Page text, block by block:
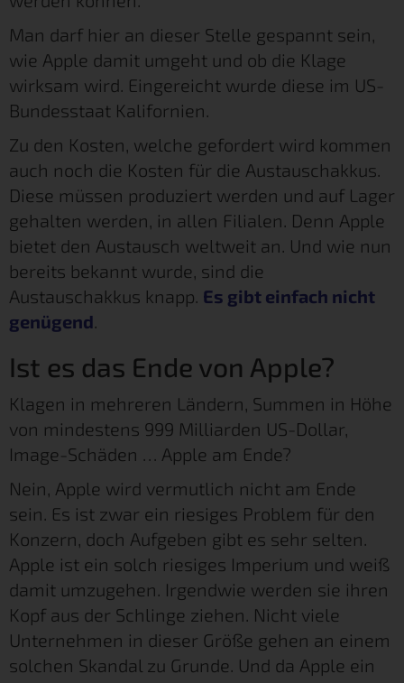
Man darf hier an dieser Stelle gespannt sein,
wie Apple damit umgeht und ob die Klage
wirksam wird. Eingereicht wurde diese im US-
Bundesstaat Kalifornien.
Zu den Kosten, welche gefordert wird kommen
auch noch die Kosten für die Austauschakkus.
Diese müssen produziert werden und auf Lager
gehalten werden, in allen Filialen. Denn Apple
bietet den Austausch weltweit an. Und wie nun
bereits bekannt wurde, sind die
Austauschakkus knapp. Es gibt einfach nicht
genügend.
Ist es das Ende von Apple?
Klagen in mehreren Ländern, Summen in Höhe
von mindestens 999 Milliarden US-Dollar,
Image-Schäden … Apple am Ende?
Nein, Apple wird vermutlich nicht am Ende
sein. Es ist zwar ein riesiges Problem für den
Konzern, doch Aufgeben gibt es sehr selten.
Apple ist ein solch riesiges Imperium und weiß
damit umzugehen. Irgendwie werden sie ihren
Kopf aus der Schlinge ziehen. Nicht viele
Unternehmen in dieser Größe gehen an einem
solchen Skandal zu Grunde. Und da Apple ein